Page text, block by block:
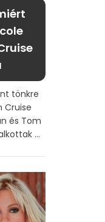
tönkre
Cruise
és Tom
...